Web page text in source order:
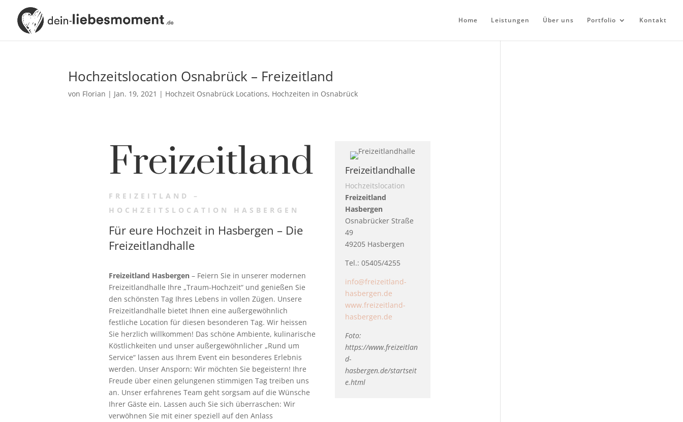
Home Leistungen Über uns Portfolio Kontakt
Hochzeitslocation Osnabrück – Freizeitland
von Florian | Jan. 19, 2021 | Hochzeit Osnabrück Locations, Hochzeiten in Osnabrück
Freizeitland
FREIZEITLAND –
HOCHZEITSLOCATION HASBERGEN
Für eure Hochzeit in Hasbergen – Die
Freizeitlandhalle
Freizeitland Hasbergen– Feiern Sie in unserer modernen
Freizeitlandhalle Ihre „Traum-Hochzeit“ und genießen Sie
den schönsten Tag Ihres Lebens in vollen Zügen. Unsere
Freizeitlandhalle bietet Ihnen eine außergewöhnlich
festliche Location für diesen besonderen Tag. Wir heissen
Sie herzlich willkommen! Das schöne Ambiente, kulinarische
Köstlichkeiten und unser außergewöhnlicher „Rund um
Service“ lassen aus Ihrem Event ein besonderes Erlebnis
werden. Unser Ansporn: Wir möchten Sie begeistern! Ihre
Freude über einen gelungenen stimmigen Tag treiben uns
an. Unser erfahrenes Team geht sorgsam auf die Wünsche
Ihrer Gäste ein. Lassen auch Sie sich überraschen: Wir
verwöhnen Sie mit einer speziell auf den Anlass
Freizeitlandhalle
Hochzeitslocation
Freizeitland
Hasbergen
Osnabrücker Straße
49
49205 Hasbergen
Tel.: 05405/4255
info@freizeitland-
hasbergen.de
www.freizeitland-
hasbergen.de
Foto:
https://www.freizeitlan
d-
hasbergen.de/startseit
e.html